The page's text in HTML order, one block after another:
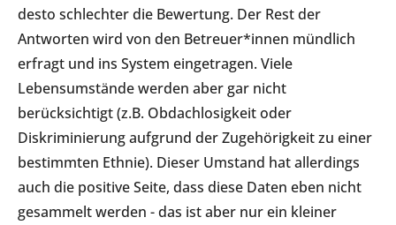
desto schlechter die Bewertung. Der Rest der
Antworten wird von den Betreuer*innen mündlich
erfragt und ins System eingetragen. Viele
Lebensumstände werden aber gar nicht
berücksichtigt (z.B. Obdachlosigkeit oder
Diskriminierung aufgrund der Zugehörigkeit zu einer
bestimmten Ethnie). Dieser Umstand hat allerdings
auch die positive Seite, dass diese Daten eben nicht
gesammelt werden - das ist aber nur ein kleiner